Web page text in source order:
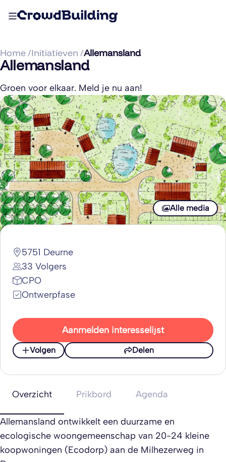
Home /Initiatieven /Allemansland
Allemansland
Groen voor elkaar. Meld je nu aan!
Alle media
5751 Deurne
33 Volgers
CPO
Ontwerpfase
Aanmelden interesselijst
Volgen Delen
Overzicht Prikbord Agenda
Allemansland ontwikkelt een duurzame en
ecologische woongemeenschap van 20-24 kleine
koopwoningen (Ecodorp) aan de Milhezerweg in